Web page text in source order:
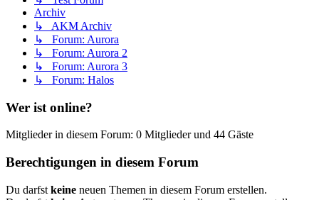
Archiv
↳ AKM Archiv
↳ Forum: Aurora
↳ Forum: Aurora 2
↳ Forum: Aurora 3
↳ Forum: Halos
Wer ist online?
Mitglieder in diesem Forum: 0 Mitglieder und 44 Gäste
Berechtigungen in diesem Forum
Du darfst keine neuen Themen in diesem Forum erstellen.